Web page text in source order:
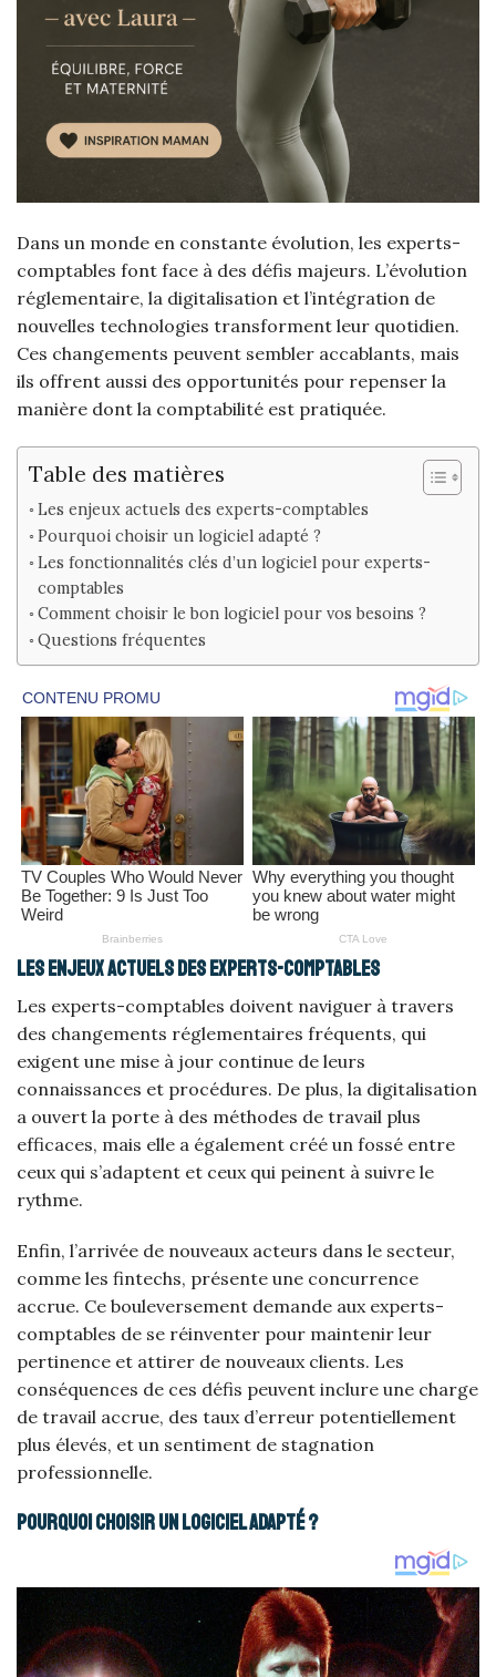
Dans un monde en constante évolution, les experts-
comptables font face à des défis majeurs. L’évolution
réglementaire, la digitalisation et l’intégration de
nouvelles technologies transforment leur quotidien.
Ces changements peuvent sembler accablants, mais
ils offrent aussi des opportunités pour repenser la
manière dont la comptabilité est pratiquée.
Table des matières
Les enjeux actuels des experts-comptables
Pourquoi choisir un logiciel adapté ?
Les fonctionnalités clés d’un logiciel pour experts-
comptables
Comment choisir le bon logiciel pour vos besoins ?
Questions fréquentes
Les enjeux actuels des experts-comptables
Les experts-comptables doivent naviguer à travers
des changements réglementaires fréquents, qui
exigent une mise à jour continue de leurs
connaissances et procédures. De plus, la digitalisation
a ouvert la porte à des méthodes de travail plus
efficaces, mais elle a également créé un fossé entre
ceux qui s’adaptent et ceux qui peinent à suivre le
rythme.
Enfin, l’arrivée de nouveaux acteurs dans le secteur,
comme les fintechs, présente une concurrence
accrue. Ce bouleversement demande aux experts-
comptables de se réinventer pour maintenir leur
pertinence et attirer de nouveaux clients. Les
conséquences de ces défis peuvent inclure une charge
de travail accrue, des taux d’erreur potentiellement
plus élevés, et un sentiment de stagnation
professionnelle.
Pourquoi choisir un logiciel adapté ?